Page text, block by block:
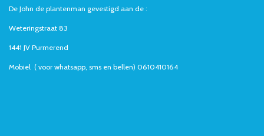
De John de plantenman gevestigd aan de :
Weteringstraat 83
1441 JV Purmerend
Mobiel ( voor whatsapp, sms en bellen) 0610410164